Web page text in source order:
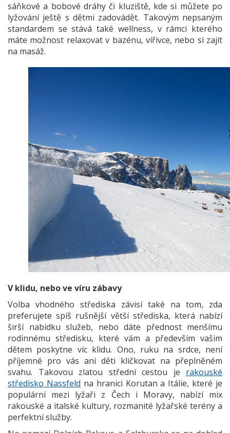
sáňkové a bobové dráhy či kluziště, kde si můžete po
lyžování ještě s dětmi zadovádět. Takovým nepsaným
standardem se stává také wellness, v rámci kterého
máte možnost relaxovat v bazénu, vířivce, nebo si zajít
na masáž.
V klidu, nebo ve víru zábavy
Volba vhodného střediska závisí také na tom, zda
preferujete spíš rušnější větší střediska, která nabízí
širší nabídku služeb, nebo dáte přednost menšímu
rodinnému středisku, které vám a především vašim
dětem poskytne víc klidu. Ono, ruku na srdce, není
příjemné pro vás ani děti kličkovat na přeplněném
svahu. Takovou zlatou střední cestou je rakouské
středisko Nassfeld na hranici Korutan a Itálie, které je
populární mezi lyžaři z Čech i Moravy, nabízí mix
rakouské a italské kultury, rozmanité lyžařské terény a
perfektní služby.